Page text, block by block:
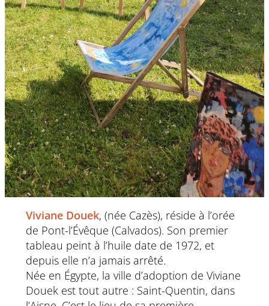
Viviane Douek, (née Cazès), réside à l’orée
de Pont-l’Évêque (Calvados). Son premier
tableau peint à l’huile date de 1972, et
depuis elle n’a jamais arrêté.
Née en Égypte, la ville d’adoption de Viviane
Douek est tout autre : Saint-Quentin, dans